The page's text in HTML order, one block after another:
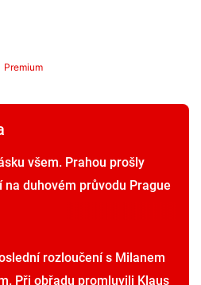
Premium
všem. Prahou prošly
na duhovém průvodu Prague
rozloučení s Milanem
Při obřadu promluvili Klaus